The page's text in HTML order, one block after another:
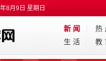
8月9日 星期日
新 闻
热
生 活
教